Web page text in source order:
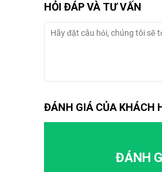
HỎI ĐÁP VÀ TƯ VẤN
ĐÁNH GIÁ CỦA KHÁCH
ĐÁNH